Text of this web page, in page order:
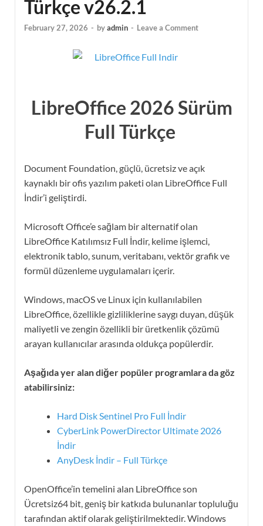
Türkçe v26.2.1
February 27, 2026 - byadmin - Leave a Comment
LibreOffice 2026 Sürüm
Full Türkçe
Document Foundation, güçlü, ücretsiz ve açık
kaynaklı bir ofis yazılım paketi olan LibreOffice Full
İndir’i geliştirdi.
Microsoft Office’e sağlam bir alternatif olan
LibreOffice Katılımsız Full İndir, kelime işlemci,
elektronik tablo, sunum, veritabanı, vektör grafik ve
formül düzenleme uygulamaları içerir.
Windows, macOS ve Linux için kullanılabilen
LibreOffice, özellikle gizliliklerine saygı duyan, düşük
maliyetli ve zengin özellikli bir üretkenlik çözümü
arayan kullanıcılar arasında oldukça popülerdir.
Aşağıda yer alan diğer popüler programlara da göz
atabilirsiniz:
Hard Disk Sentinel Pro Full İndir
CyberLink PowerDirector Ultimate 2026
İndir
AnyDesk İndir – Full Türkçe
OpenOffice’in temelini alan LibreOffice son
Ücretsiz64 bit, geniş bir katkıda bulunanlar topluluğu
tarafından aktif olarak geliştirilmektedir. Windows